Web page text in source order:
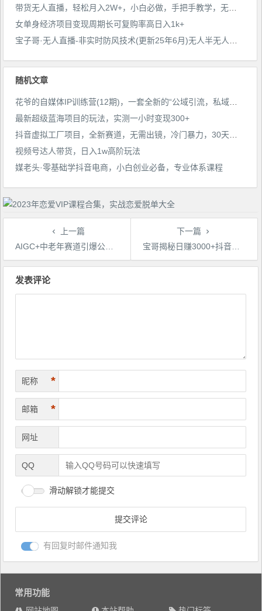
女单身经济项目变现周期长可复购率高日入1k+
随机文章
最新超级蓝海项目的玩法，实测一小时变现300+
视频号达人带货，日入1w高阶玩法
媒老头·零基础学抖音电商，小白创业必备，专业体系课程
上一篇
AIGC+中老年赛道引爆公众号流量主，日入5000+不是问题【揭秘】
下一篇
宝哥揭秘日赚3000+抖音励志语录号短视频变现项目
文
发表评论
昵称 *
邮箱 *
网址
QQ
滑动解锁才能提交
有回复时邮件通知我
常用功能